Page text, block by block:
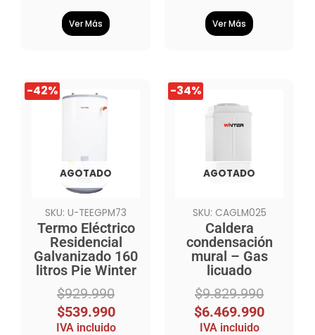
Ver Más Ver Más
-42%
AGOTADO
SKU: U-TEEGPM73
Termo Eléctrico
Residencial
Galvanizado 160
litros Pie Winter
$929.990
El
precio
$929.990.
$539.990
El
precio
$539.990.
IVA incluido
-34%
AGOTADO
SKU: CAGLM025
Caldera
condensación
mural – Gas
licuado
$9.829.990
El
precio
$9.829.990.
$6.469.990
El
precio
$6.469.990.
IVA incluido